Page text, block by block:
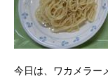
今日は、ワカメラ